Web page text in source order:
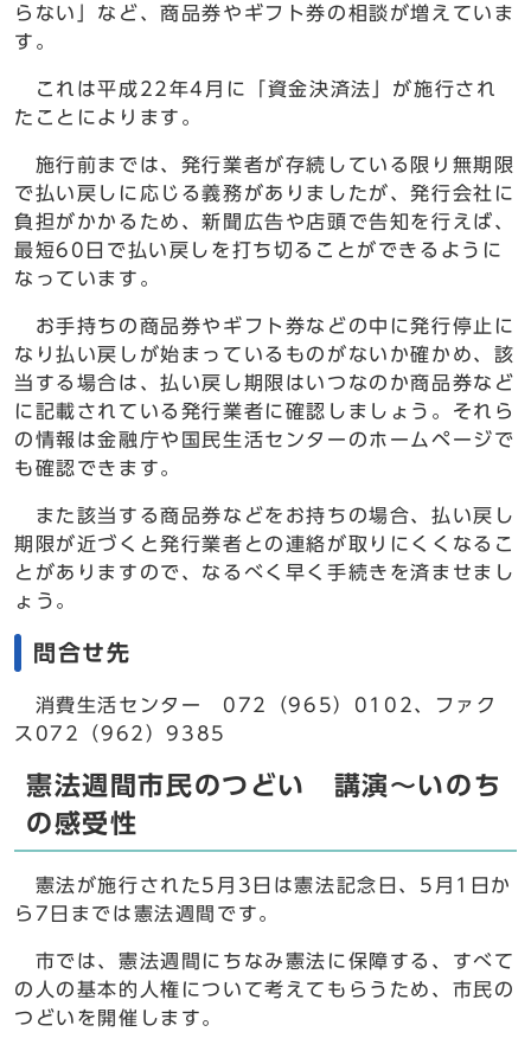
らない」など、商品券やギフト券の相談が増えていま
す。
これは平成22年4月に「資金決済法」が施行され
たことによります。
施行前までは、発行業者が存続している限り無期限
で払い戻しに応じる義務がありましたが、発行会社に
負担がかかるため、新聞広告や店頭で告知を行えば、
最短60日で払い戻しを打ち切ることができるように
なっています。
お手持ちの商品券やギフト券などの中に発行停止に
なり払い戻しが始まっているものがないか確かめ、該
当する場合は、払い戻し期限はいつなのか商品券など
に記載されている発行業者に確認しましょう。それら
の情報は金融庁や国民生活センターのホームページで
も確認できます。
また該当する商品券などをお持ちの場合、払い戻し
期限が近づくと発行業者との連絡が取りにくくなるこ
とがありますので、なるべく早く手続きを済ませまし
ょう。
問合せ先
消費生活センター 072（965）0102、ファク
ス072（962）9385
憲法週間市民のつどい 講演～いのち
の感受性
憲法が施行された5月3日は憲法記念日、5月1日か
ら7日までは憲法週間です。
市では、憲法週間にちなみ憲法に保障する、すべて
の人の基本的人権について考えてもらうため、市民の
つどいを開催します。